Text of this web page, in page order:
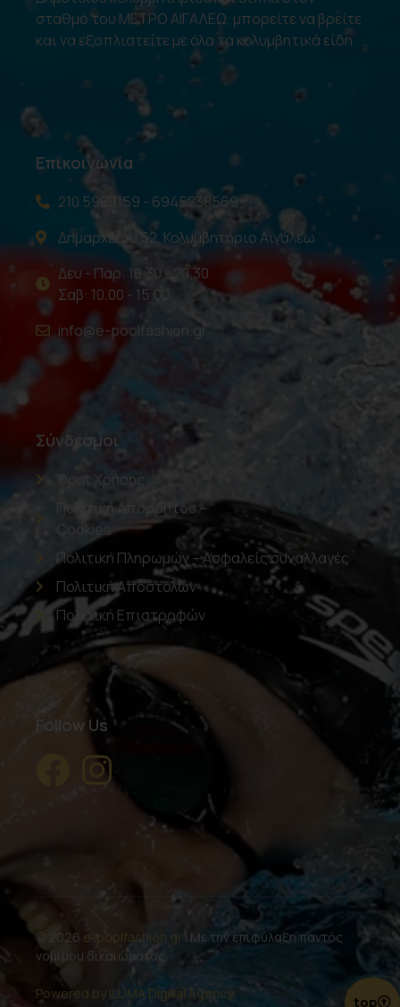
σταθμό του ΜΕΤΡΟ ΑΙΓΑΛΕΩ, μπορείτε να βρείτε
και να εξοπλιστείτε με όλα τα κολυμβητικά είδη.
Επικοινωνία
210 5989159 - 6945238569
Δημαρχείου 52, Κολυμβητήριο Αιγάλεω
Δευ - Παρ: 10.30 - 20.30
Σαβ: 10.00 - 15.00
info@e-poolfashion.gr
Σύνδεσμοι
Όροι Χρήσης
Πολιτική Απορρήτου –
Cookies
Πολιτική Πληρωμών – Ασφαλείς συναλλαγές
Πολιτική Αποστολών
Πολιτική Επιστροφών
Follow Us
© 2026 e-poolfashion.gr | Με την επιφύλαξη παντός
νομίμου δικαιώματος.
Powered by ILUMA Digital Agency. top